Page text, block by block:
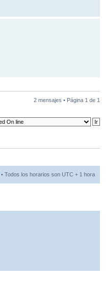
2 mensajes • Página 1 de 1
• Todos los horarios son UTC + 1 hora